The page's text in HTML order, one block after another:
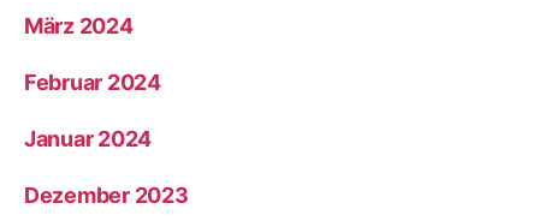
März 2024
Februar 2024
Januar 2024
Dezember 2023